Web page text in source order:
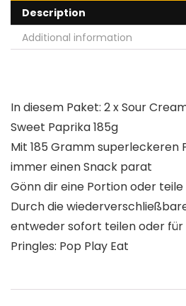
Description
Additional information
In diesem Paket: 2 x Sour
Sweet Paprika 185g
Mit 185 Gramm superleckeren
immer einen Snack parat
Gönn dir eine Portion oder
Durch die
entweder sofort teilen oder
Pringles: Pop Play Eat